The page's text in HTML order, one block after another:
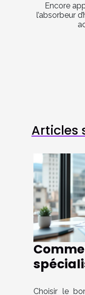
Encore
l’absorbeur
Articles
Choisir le